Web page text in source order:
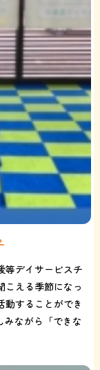
等デイサービスチ
こえる季節になっ
動することができ
ながら「できな